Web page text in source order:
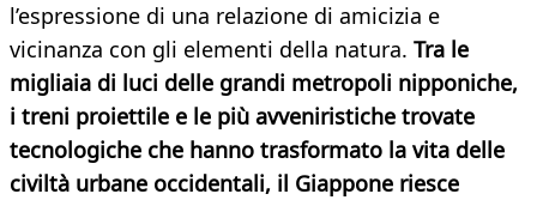
l’espressione di una relazione di amicizia e
vicinanza con gli elementi della natura. Tra le
migliaia di luci delle grandi metropoli nipponiche,
i treni proiettile e le più avveniristiche trovate
tecnologiche che hanno trasformato la vita delle
civiltà urbane occidentali, il Giappone riesce